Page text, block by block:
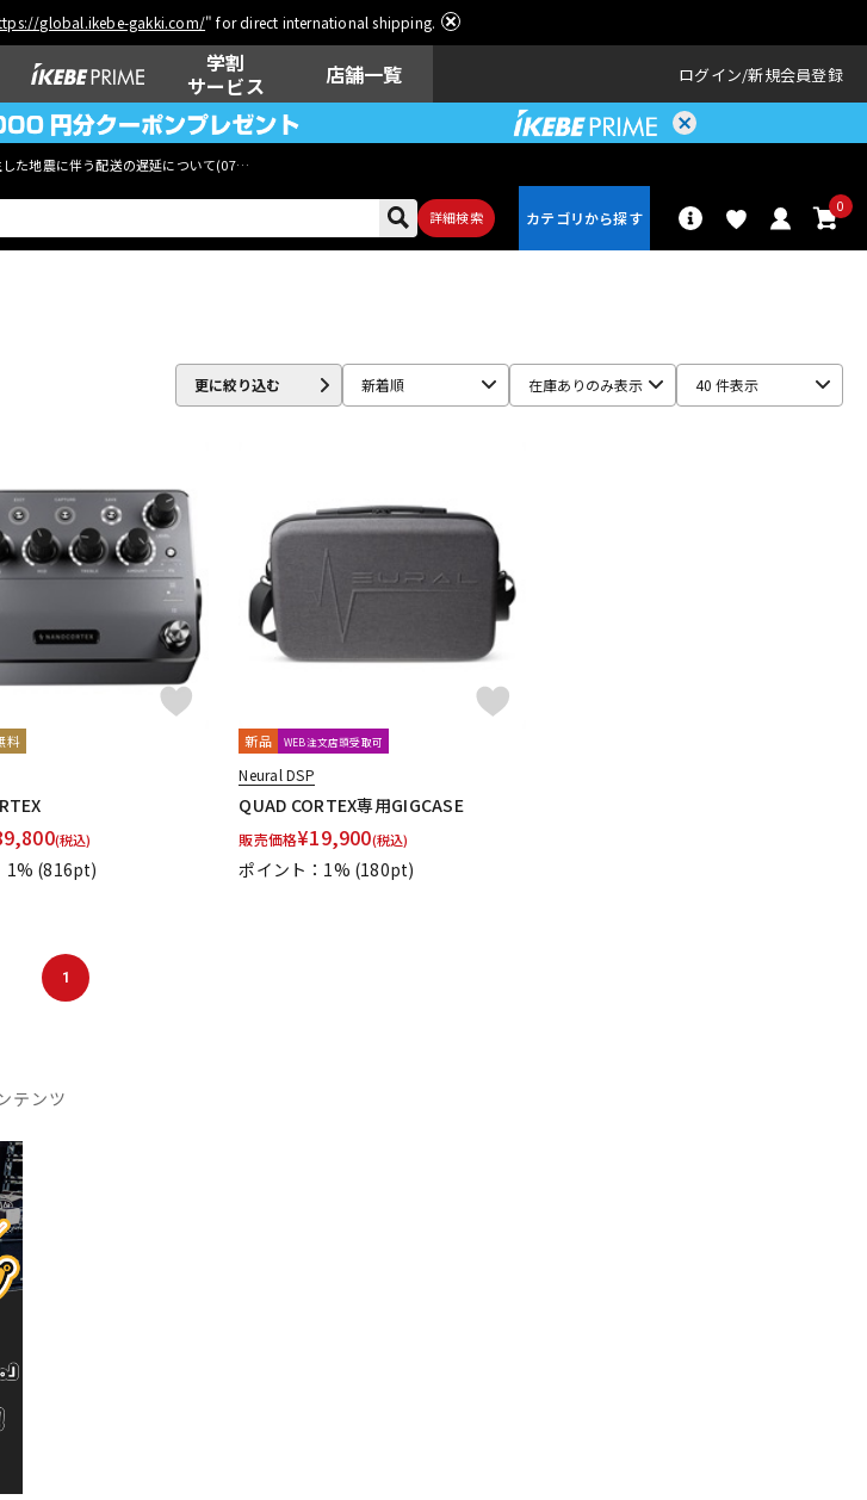
global.ikebe-gakki.com/" for direct international shipping.
学割
サービス
店舗一覧 ログイン 新規会員登録
した地震に伴う配送の遅延について(07月29日
詳細検索
0
ラ レコーディン
グ機器
配信/ライブ
機器
更に絞り込む 新着順 在庫ありのみ表示 40 件表示
料
(税込)
1% (816pt)
新品 WEB注文店頭受取可
Neural DSP
QUAD CORTEX専用GIGCASE
販売価格¥19,900(税込)
ポイント：1% (180pt)
1
テンツ